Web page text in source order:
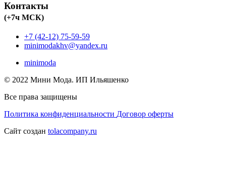
Контакты
(+7ч МСК)
+7 (42-12) 75-59-59
minimodakhv@yandex.ru
minimoda
© 2022 Мини Мода. ИП Ильяшенко
Все права защищены
Политика конфиденциальности Договор оферты
Сайт создан tolacompany.ru